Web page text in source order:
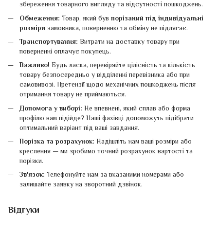
збереження товарного вигляду та відсутності пошкоджень.
Обмеження: Товар, який був порізаний під індивідуальні
розміри замовника, поверненню та обміну не підлягає.
Транспортування: Витрати на доставку товару при
поверненні оплачує покупець.
Важливо! Будь ласка, перевіряйте цілісність та кількість
товару безпосередньо у відділенні перевізника або при
самовивозі. Претензії щодо механічних пошкоджень після
отримання товару не приймаються.
Допомога у виборі: Не впевнені, який сплав або форма
профілю вам підійде? Наші фахівці допоможуть підібрати
оптимальний варіант під ваші завдання.
Порізка та розрахунок: Надішліть нам ваші розміри або
креслення — ми зробимо точний розрахунок вартості та
порізки.
Зв'язок: Телефонуйте нам за вказаними номерами або
залишайте заявку на зворотний дзвінок.
Відгуки